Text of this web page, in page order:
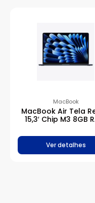
MacBook
MacBook Air Tela
15,3′ Chip M3 8GB
Ver detalhes